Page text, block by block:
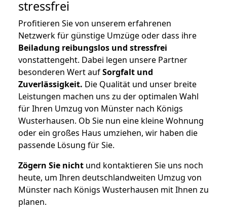
stressfrei
Profitieren Sie von unserem erfahrenen
Netzwerk für günstige Umzüge oder dass ihre
Beiladung reibungslos und stressfrei
vonstattengeht. Dabei legen unsere Partner
besonderen Wert aufSorgfalt und
Zuverlässigkeit. Die Qualität und unser breite
Leistungen machen uns zu der optimalen Wahl
für Ihren Umzug von Münster nach Königs
Wusterhausen. Ob Sie nun eine kleine Wohnung
oder ein großes Haus umziehen, wir haben die
passende Lösung für Sie.
Zögern Sie nicht und kontaktieren Sie uns noch
heute, um Ihren deutschlandweiten Umzug von
Münster nach Königs Wusterhausen mit Ihnen zu
planen.